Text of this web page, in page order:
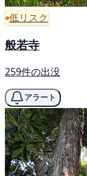
低リスク
般若寺
259件の出没
アラート